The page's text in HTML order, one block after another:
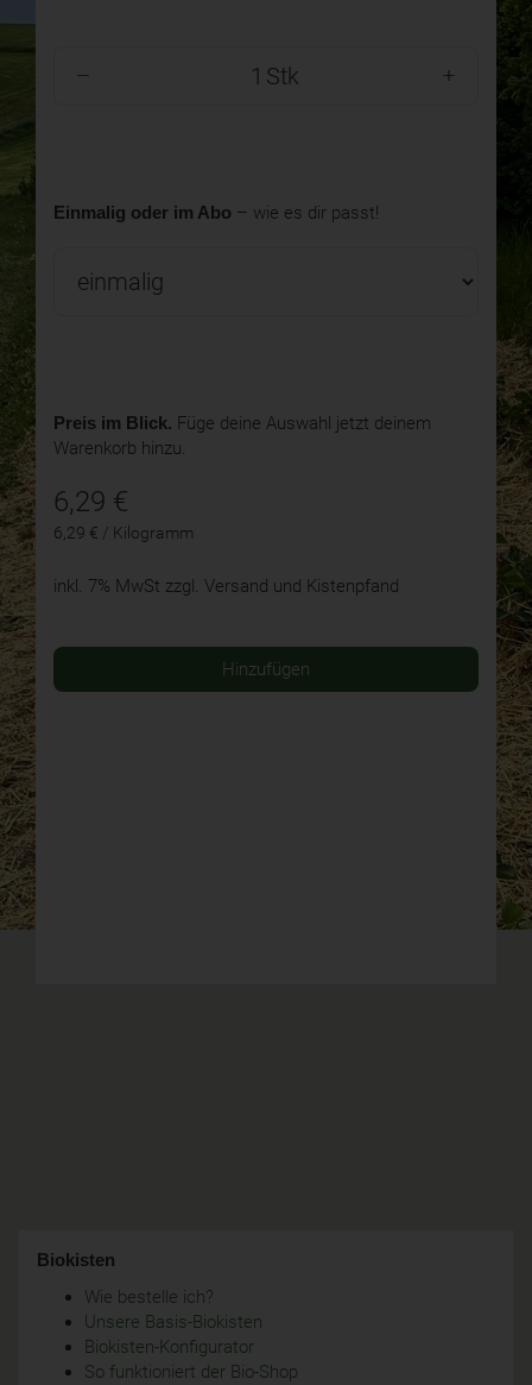
Stk
Einmalig oder im Abo – wie es dir passt!
Preis im Blick. Füge deine Auswahl jetzt deinem
Warenkorb hinzu.
6,29 €
6,29 € / Kilogramm
inkl. 7% MwSt zzgl. Versand und Kistenpfand
Hinzufügen
Biokisten
Wie bestelle ich?
Unsere Basis-Biokisten
Biokisten-Konfigurator
So funktioniert der Bio-Shop